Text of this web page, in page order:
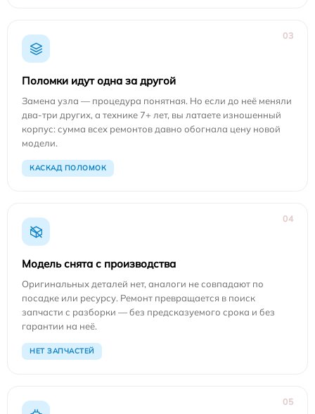
03
Поломки идут одна за другой
Замена узла — процедура понятная. Но если до неё меняли
два-три других, а технике 7+ лет, вы латаете изношенный
корпус: сумма всех ремонтов давно обогнала цену новой
модели.
КАСКАД ПОЛОМОК
04
Модель снята с производства
Оригинальных деталей нет, аналоги не совпадают по
посадке или ресурсу. Ремонт превращается в поиск
запчасти с разборки — без предсказуемого срока и без
гарантии на неё.
НЕТ ЗАПЧАСТЕЙ
05